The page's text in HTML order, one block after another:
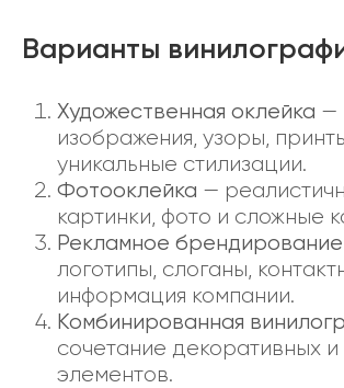
Варианты
Художественная оклейка —
изображения, узоры,
уникальные стилизации.
Фотооклейка —
картинки, фото и сложные
Рекламное брендирование
логотипы, слоганы,
информация компании.
Комбинированная
сочетание декоративных
элементов.